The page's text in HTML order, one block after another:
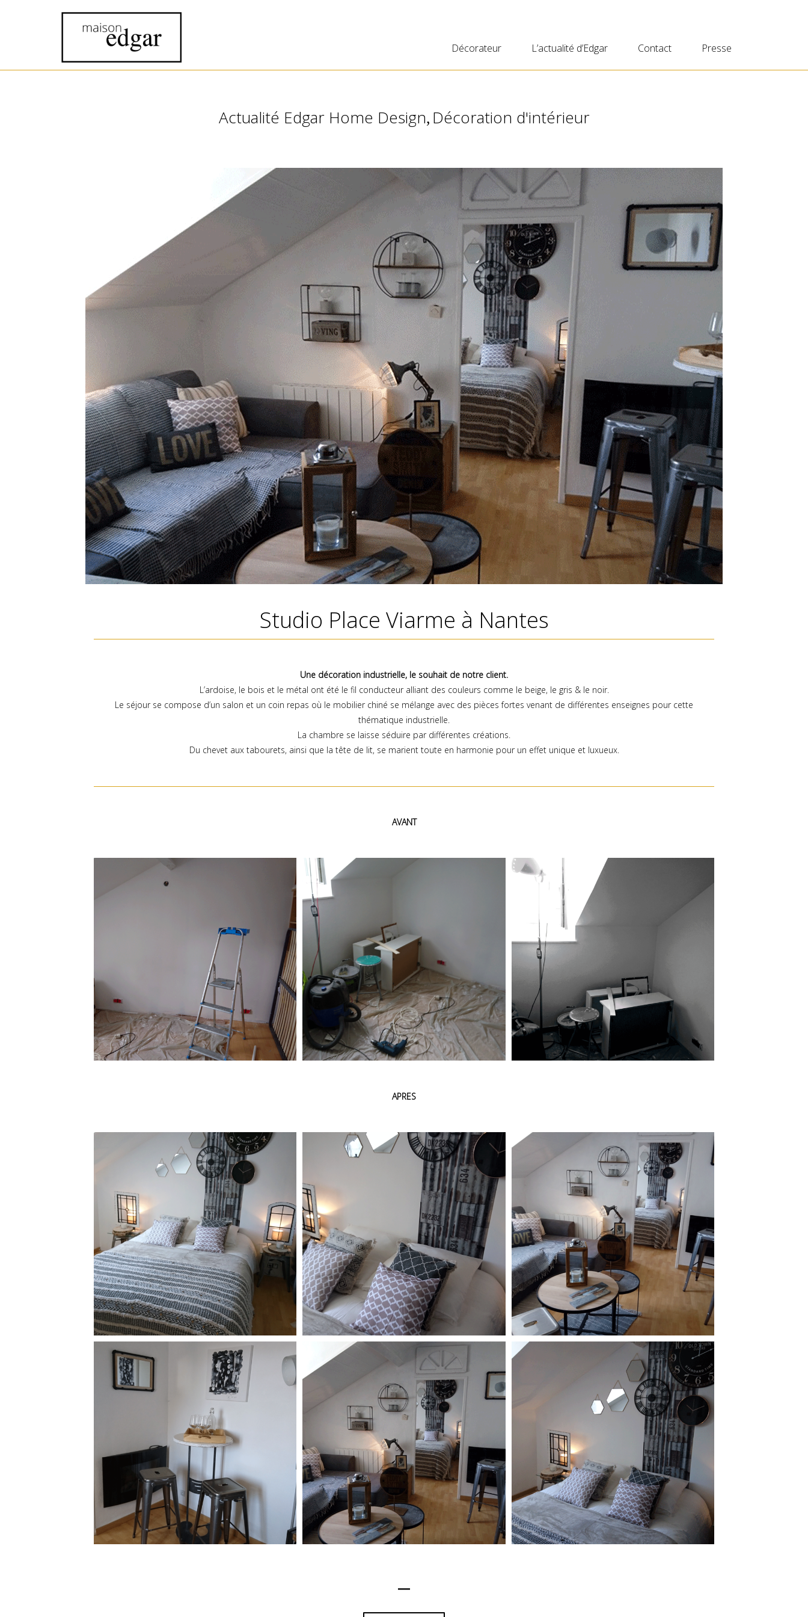
Décorateur L’actualité d’Edgar Contact Presse
Actualité Edgar Home Design, Décoration d'intérieur
Studio Place Viarme à Nantes
Une décoration industrielle, le souhait de notre client.
L’ardoise, le bois et le métal ont été le fil conducteur alliant des couleurs comme le beige, le gris & le noir.
Le séjour se compose d’un salon et un coin repas où le mobilier chiné se mélange avec des pièces fortes venant de différentes enseignes pour cette
thématique industrielle.
La chambre se laisse séduire par différentes créations.
Du chevet aux tabourets, ainsi que la tête de lit, se marient toute en harmonie pour un effet unique et luxueux.
AVANT
APRES